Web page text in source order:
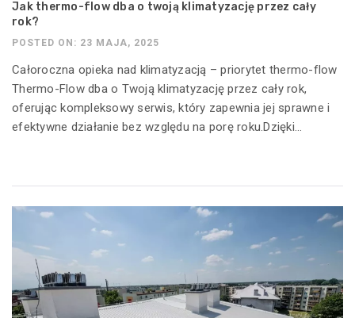
Jak thermo-flow dba o twoją klimatyzację przez cały
rok?
POSTED ON: 23 MAJA, 2025
Całoroczna opieka nad klimatyzacją – priorytet thermo-flow
Thermo-Flow dba o Twoją klimatyzację przez cały rok,
oferując kompleksowy serwis, który zapewnia jej sprawne i
efektywne działanie bez względu na porę roku.Dzięki...